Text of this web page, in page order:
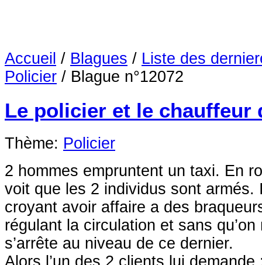
Accueil / Blagues / Liste des
Policier / Blague n°12072
Le policier et le chauffeur
Thème: Policier
2 hommes empruntent un taxi. En
voit que les 2 individus sont armés.
croyant avoir affaire a des
régulant la circulation et sans
s’arrête au niveau de ce dernier.